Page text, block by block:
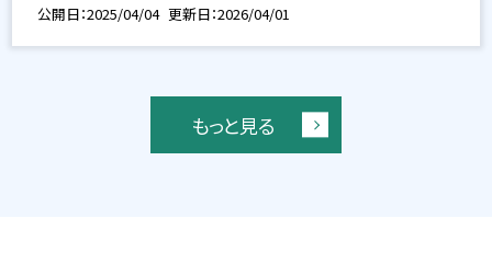
公開日 2025/04/04 更新日 2026/04/01
もっと見る